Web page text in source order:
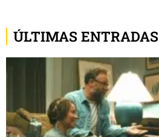
ÚLTIMAS ENTRADAS